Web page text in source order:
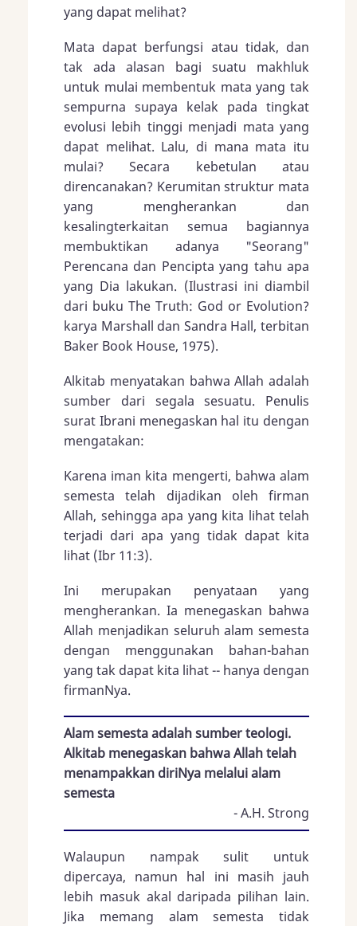
yang dapat melihat?
Mata dapat berfungsi atau tidak, dan
tak ada alasan bagi suatu makhluk
untuk mulai membentuk mata yang tak
sempurna supaya kelak pada tingkat
evolusi lebih tinggi menjadi mata yang
dapat melihat. Lalu, di mana mata itu
mulai? Secara kebetulan atau
direncanakan? Kerumitan struktur mata
yang mengherankan dan
kesalingterkaitan semua bagiannya
membuktikan adanya "Seorang"
Perencana dan Pencipta yang tahu apa
yang Dia lakukan. (Ilustrasi ini diambil
dari buku The Truth: God or Evolution?
karya Marshall dan Sandra Hall, terbitan
Baker Book House, 1975).
Alkitab menyatakan bahwa Allah adalah
sumber dari segala sesuatu. Penulis
surat Ibrani menegaskan hal itu dengan
mengatakan:
Karena iman kita mengerti, bahwa alam
semesta telah dijadikan oleh firman
Allah, sehingga apa yang kita lihat telah
terjadi dari apa yang tidak dapat kita
lihat (Ibr 11:3).
Ini merupakan penyataan yang
mengherankan. Ia menegaskan bahwa
Allah menjadikan seluruh alam semesta
dengan menggunakan bahan-bahan
yang tak dapat kita lihat -- hanya dengan
firmanNya.
Alam semesta adalah sumber teologi.
Alkitab menegaskan bahwa Allah telah
menampakkan diriNya melalui alam
semesta
- A.H. Strong
Walaupun nampak sulit untuk
dipercaya, namun hal ini masih jauh
lebih masuk akal daripada pilihan lain.
Jika memang alam semesta tidak